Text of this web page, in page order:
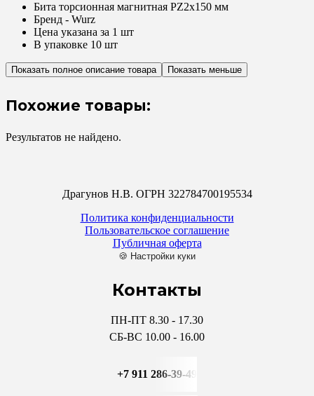
Бита торсионная магнитная PZ2х150 мм
Бренд - Wurz
Цена указана за 1 шт
В упаковке 10 шт
Показать полное описание товара Показать меньше
Похожие товары:
Результатов не найдено.
Драгунов Н.В. ОГРН 322784700195534
Политика конфиденциальности
Пользовательское соглашение
Публичная оферта
🍪 Настройки куки
Контакты
ПН-ПТ 8.30 - 17.30
СБ-ВС 10.00 - 16.00
+7 911 286-39-49